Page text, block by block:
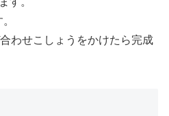
わせこしょうをかけたら完成